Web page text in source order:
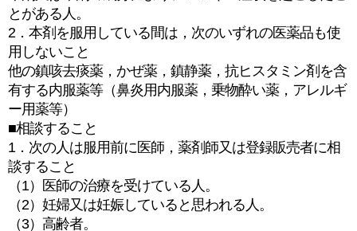
とがある人。
2．本剤を服用している間は，次のいずれの医薬品も使
用しないこと
他の鎮咳去痰薬，かぜ薬，鎮静薬，抗ヒスタミン剤を含
有する内服薬等（鼻炎用内服薬，乗物酔い薬，アレルギ
ー用薬等）
■相談すること
1．次の人は服用前に医師，薬剤師又は登録販売者に相
談すること
（1）医師の治療を受けている人。
（2）妊婦又は妊娠していると思われる人。
（3）高齢者。